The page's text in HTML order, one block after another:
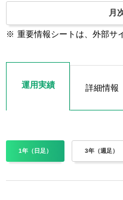
月
※ 重要情報シートは、外部サ
運用実績 詳細情報
1年（日足） 3年（週足）